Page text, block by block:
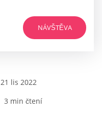
NÁVŠTĚVA
21 lis 2022
3 min čtení